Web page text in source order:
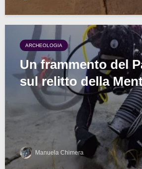
ARCHEOLOGIA
Un frammento del
sul relitto della
Manuela Chimera